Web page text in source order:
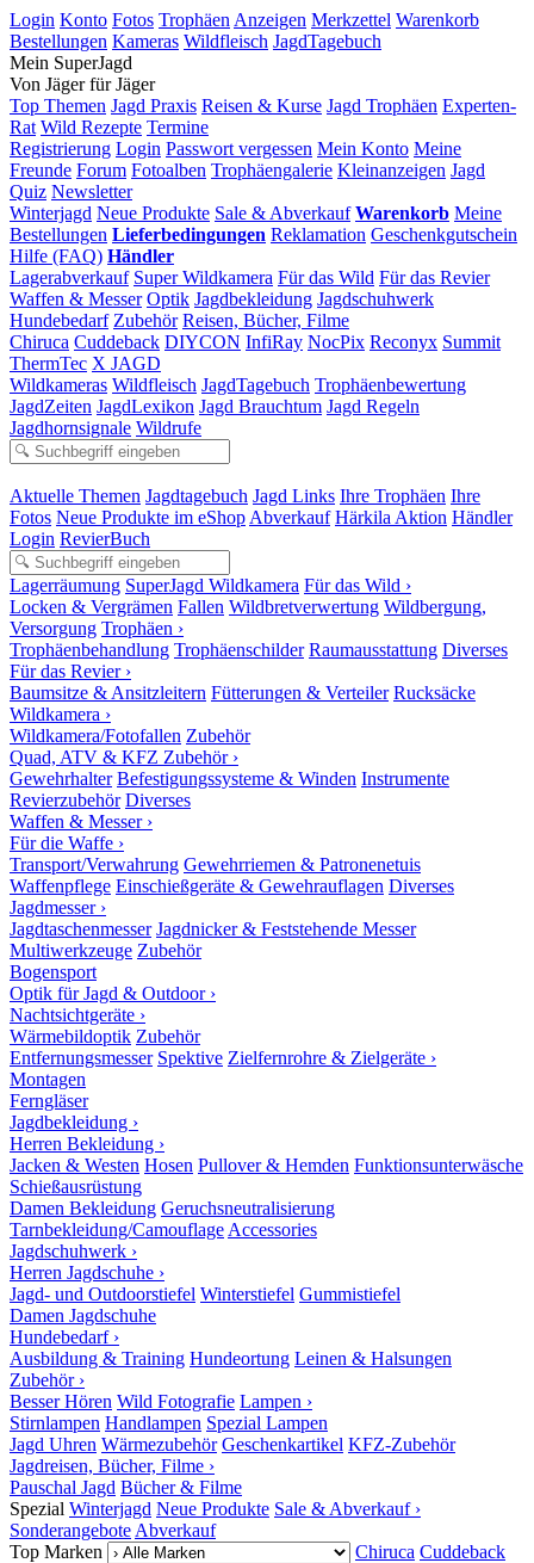
Login Konto Fotos Trophäen Anzeigen Merkzettel Warenkorb
Bestellungen Kameras Wildfleisch JagdTagebuch
Mein SuperJagd
Von Jäger für Jäger
Top Themen Jagd Praxis Reisen & Kurse Jagd Trophäen Experten-
Rat Wild Rezepte Termine
Registrierung Login Passwort vergessen Mein Konto Meine
Freunde Forum Fotoalben Trophäengalerie Kleinanzeigen Jagd
Quiz Newsletter
Winterjagd Neue Produkte Sale & Abverkauf Warenkorb Meine
Bestellungen Lieferbedingungen Reklamation Geschenkgutschein
Hilfe (FAQ) Händler
Lagerabverkauf Super Wildkamera Für das Wild Für das Revier
Waffen & Messer Optik Jagdbekleidung Jagdschuhwerk
Hundebedarf Zubehör Reisen, Bücher, Filme
Chiruca Cuddeback DIYCON InfiRay NocPix Reconyx Summit
ThermTec X JAGD
Wildkameras Wildfleisch JagdTagebuch Trophäenbewertung
JagdZeiten JagdLexikon Jagd Brauchtum Jagd Regeln
Jagdhornsignale Wildrufe
Aktuelle Themen Jagdtagebuch Jagd Links Ihre Trophäen Ihre
Fotos Neue Produkte im eShop Abverkauf Härkila Aktion Händler
Login RevierBuch
Lagerräumung SuperJagd Wildkamera Für das Wild ›
Locken & Vergrämen Fallen Wildbretverwertung Wildbergung,
Versorgung Trophäen ›
Trophäenbehandlung Trophäenschilder Raumausstattung Diverses
Für das Revier ›
Baumsitze & Ansitzleitern Fütterungen & Verteiler Rucksäcke
Wildkamera ›
Wildkamera/Fotofallen Zubehör
Quad, ATV & KFZ Zubehör ›
Gewehrhalter Befestigungssysteme & Winden Instrumente
Revierzubehör Diverses
Waffen & Messer ›
Für die Waffe ›
Transport/Verwahrung Gewehrriemen & Patronenetuis
Waffenpflege Einschießgeräte & Gewehrauflagen Diverses
Jagdmesser ›
Jagdtaschenmesser Jagdnicker & Feststehende Messer
Multiwerkzeuge Zubehör
Bogensport
Optik für Jagd & Outdoor ›
Nachtsichtgeräte ›
Wärmebildoptik Zubehör
Entfernungsmesser Spektive Zielfernrohre & Zielgeräte ›
Montagen
Ferngläser
Jagdbekleidung ›
Herren Bekleidung ›
Jacken & Westen Hosen Pullover & Hemden Funktionsunterwäsche
Schießausrüstung
Damen Bekleidung Geruchsneutralisierung
Tarnbekleidung/Camouflage Accessories
Jagdschuhwerk ›
Herren Jagdschuhe ›
Jagd- und Outdoorstiefel Winterstiefel Gummistiefel
Damen Jagdschuhe
Hundebedarf ›
Ausbildung & Training Hundeortung Leinen & Halsungen
Zubehör ›
Besser Hören Wild Fotografie Lampen ›
Stirnlampen Handlampen Spezial Lampen
Jagd Uhren Wärmezubehör Geschenkartikel KFZ-Zubehör
Jagdreisen, Bücher, Filme ›
Pauschal Jagd Bücher & Filme
Spezial Winterjagd Neue Produkte Sale & Abverkauf ›
Sonderangebote Abverkauf
Top Marken
Chiruca Cuddeback